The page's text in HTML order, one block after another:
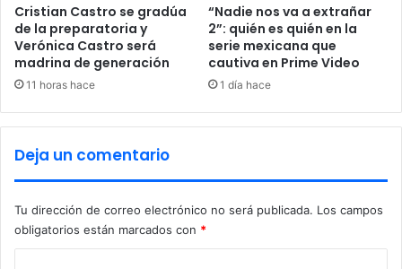
e
n
s
t
r
i
n
?
Cristian Castro se gradúa
de la preparatoria y
Verónica Castro será
madrina de generación
11 horas hace
“Nadie nos va a extrañar
2”: quién es quién en la
serie mexicana que
cautiva en Prime Video
1 día hace
Deja un comentario
Tu dirección de correo electrónico no será publicada. Los campos
obligatorios están marcados con *